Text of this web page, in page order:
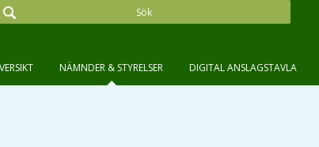
NÄMNDER & STYRELSER DIGITAL ANSLAGSTAVLA